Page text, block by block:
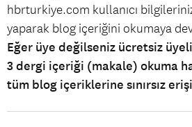
hbrturkiye.com kullanıcı
yaparak blog içeriğini okumaya
Eğer üye değilseniz ücretsiz
3 dergi içeriği (makale) okuma
tüm blog içeriklerine sınırsız